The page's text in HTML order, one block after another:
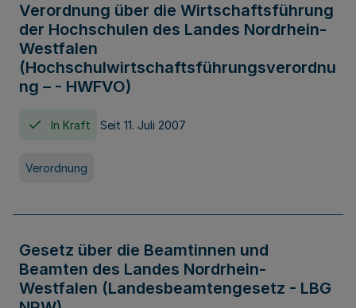
Verordnung über die Wirtschaftsführung
der Hochschulen des Landes Nordrhein-
Westfalen
(Hochschulwirtschaftsführungsverordnu
ng – - HWFVO)
In Kraft Seit 11. Juli 2007
Verordnung
Gesetz über die Beamtinnen und
Beamten des Landes Nordrhein-
Westfalen (Landesbeamtengesetz - LBG